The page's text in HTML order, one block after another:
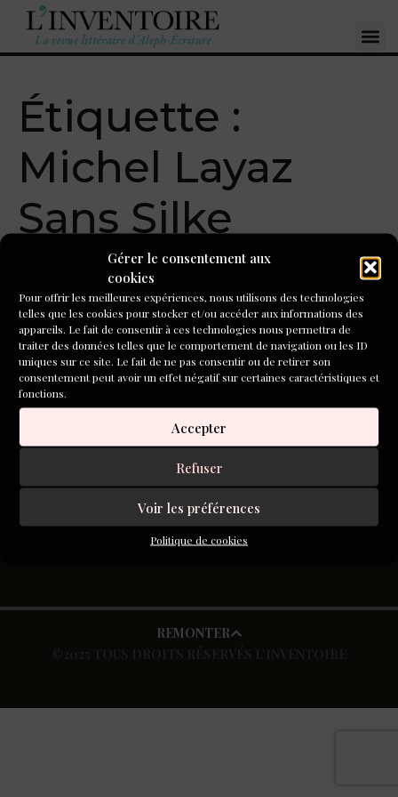
Gérer le consentement aux
cookies
Pour offrir les meilleures expériences, nous utilisons des technologies
telles que les cookies pour stocker et/ou accéder aux informations des
appareils. Le fait de consentir à ces technologies nous permettra de
traiter des données telles que le comportement de navigation ou les ID
uniques sur ce site. Le fait de ne pas consentir ou de retirer son
consentement peut avoir un effet négatif sur certaines caractéristiques et
fonctions.
Accepter
Refuser
Voir les préférences
Politique de cookies
Étiquette :
Michel Layaz
Sans Silke
Écrire à partir de « Sans
Silke » de Michel Layaz
Je vous propose dans un premier temps de lister une série
de situations, d’événements soit du quotidien soit lors de
moments exceptionnels, que vous avez vécus ou dont vous
avez été témoins, dans la vie d’un enfant.
S'inscrire à la newsletter
REMONTER